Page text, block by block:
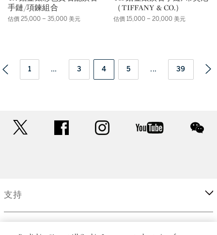
手鏈/項鍊組合
估價 25,000 – 35,000 美元
（TIFFANY & CO.）
估價 15,000 – 20,000 美元
1 ... 3 4 5 ... 39
facebook instagram youtube
支持